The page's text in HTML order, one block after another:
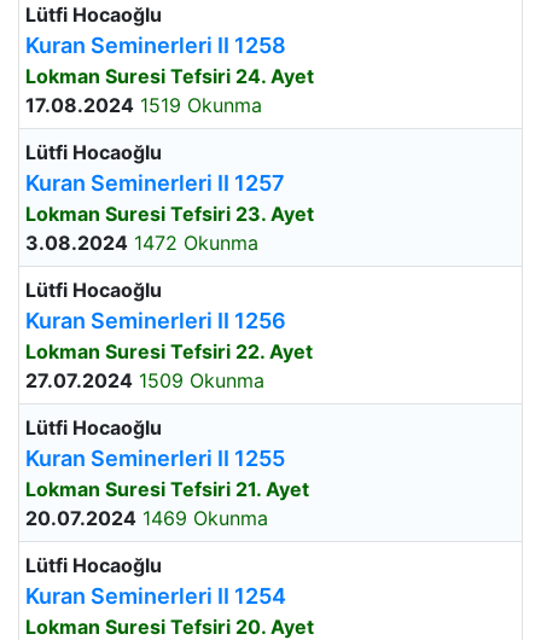
Lütfi Hocaoğlu
Kuran Seminerleri II 1258
Lokman Suresi Tefsiri 24. Ayet
17.08.2024 1519 Okunma
Lütfi Hocaoğlu
Kuran Seminerleri II 1257
Lokman Suresi Tefsiri 23. Ayet
3.08.2024 1472 Okunma
Lütfi Hocaoğlu
Kuran Seminerleri II 1256
Lokman Suresi Tefsiri 22. Ayet
27.07.2024 1509 Okunma
Lütfi Hocaoğlu
Kuran Seminerleri II 1255
Lokman Suresi Tefsiri 21. Ayet
20.07.2024 1469 Okunma
Lütfi Hocaoğlu
Kuran Seminerleri II 1254
Lokman Suresi Tefsiri 20. Ayet